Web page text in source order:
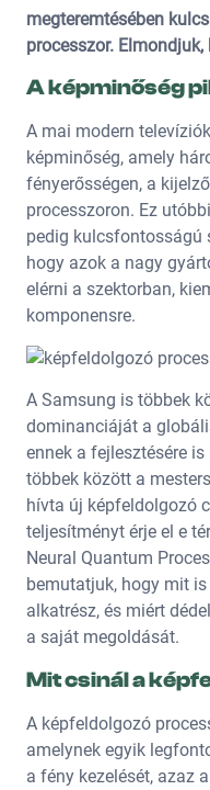
megteremtésében
processzor.
A képminőség
A mai modern
képminőség, amely
fényerősségen, a
processzoron. Ez
pedig kulcsfontosságú
hogy azok a nagy
elérni a szektorban,
komponensre.
A Samsung is többek
dominanciáját a
ennek a fejlesztésére
többek között a
hívta új képfeldolgozó
teljesítményt érje el e
Neural Quantum
bemutatjuk, hogy mit
alkatrész, és miért
a saját megoldását.
Mit csinál a
A képfeldolgozó
amelynek egyik
a fény kezelését, azaz a